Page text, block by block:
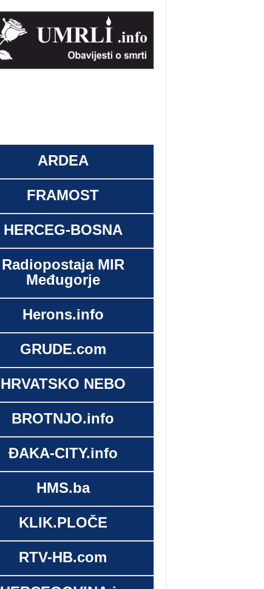
ARDEA
FRAMOST
HERCEG-BOSNA
Radiopostaja MIR
Međugorje
Herons.info
GRUDE.com
HRVATSKO NEBO
BROTNJO.info
ĐAKA-CITY.info
HMS.ba
KLIK.PLOČE
RTV-HB.com